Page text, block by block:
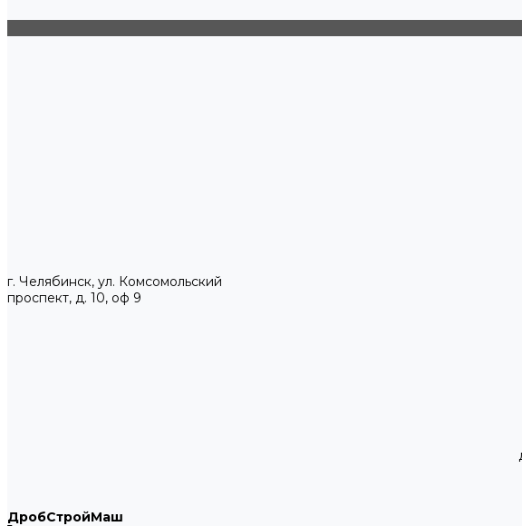
г. Челябинск, ул. Комсомольский
проспект, д. 10, оф 9
ДробСтройМаш